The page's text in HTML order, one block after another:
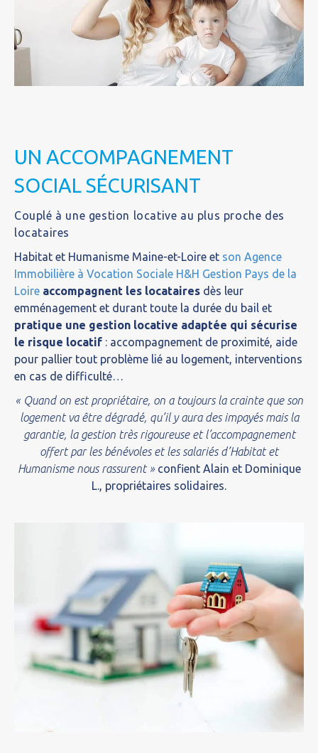
UN ACCOMPAGNEMENT
SOCIAL SÉCURISANT
Couplé à une gestion locative au plus proche des
locataires
Habitat et Humanisme Maine-et-Loire et son Agence
Immobilière à Vocation Sociale H&H Gestion Pays de la
Loire accompagnent les locataires dès leur
emménagement et durant toute la durée du bail et
pratique une gestion locative adaptée qui sécurise
le risque locatif : accompagnement de proximité, aide
pour pallier tout problème lié au logement, interventions
en cas de difficulté…
« Quand on est propriétaire, on a toujours la crainte que son
logement va être dégradé, qu’il y aura des impayés mais la
garantie, la gestion très rigoureuse et l’accompagnement
offert par les bénévoles et les salariés d’Habitat et
Humanisme nous rassurent »confient Alain et Dominique
L., propriétaires solidaires.